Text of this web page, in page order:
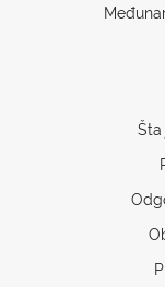
Šta